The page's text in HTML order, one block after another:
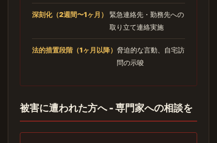
深刻化（2週間〜1ヶ月）
緊急連絡先・勤務先への
取り立て連絡実施
法的措置段階（1ヶ月以降） 脅迫的な言動、自宅訪
問の示唆
被害に遭われた方へ - 専門家への相談を